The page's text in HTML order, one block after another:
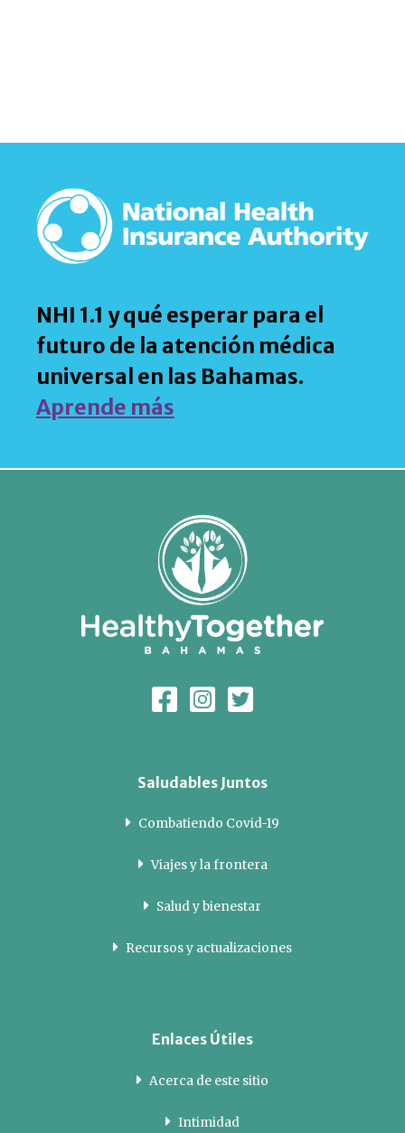
NHI 1.1 y qué esperar para el
futuro de la atención médica
universal en las Bahamas.
Aprende más
Saludables Juntos
Combatiendo Covid-19
Viajes y la frontera
Salud y bienestar
Recursos y actualizaciones
Enlaces Útiles
Acerca de este sitio
Intimidad